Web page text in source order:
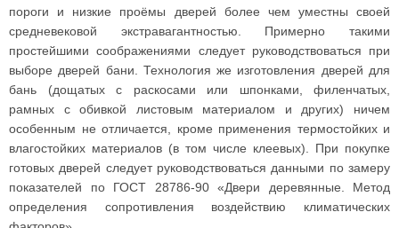
пороги и низкие проёмы дверей более чем уместны своей
средневековой экстравагантностью. Примерно такими
простейшими соображениями следует руководствоваться при
выборе дверей бани. Технология же изготовления дверей для
бань (дощатых с раскосами или шпонками, филенчатых,
рамных с обивкой листовым материалом и других) ничем
особенным не отличается, кроме применения термостойких и
влагостойких материалов (в том числе клеевых). При покупке
готовых дверей следует руководствоваться данными по замеру
показателей по ГОСТ 28786-90 «Двери деревянные. Метод
определения сопротивления воздействию климатических